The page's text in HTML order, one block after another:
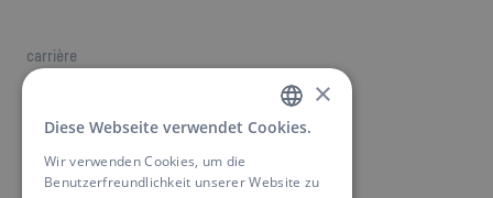
carrière
jobs
Neem contact met ons op
GERMAN
ENGLISH
×
Diese Webseite verwendet Cookies.
Wir verwenden Cookies, um die
Benutzerfreundlichkeit unserer Website zu